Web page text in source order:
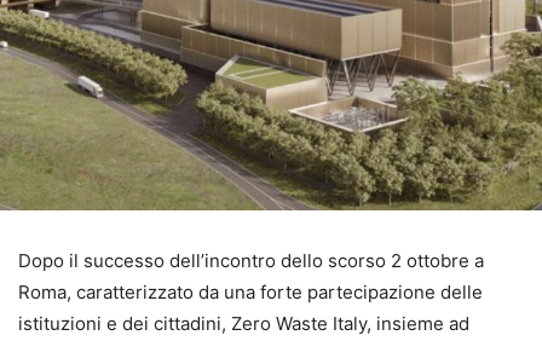
Dopo il successo dell’incontro dello scorso 2 ottobre a
Roma, caratterizzato da una forte partecipazione delle
istituzioni e dei cittadini, Zero Waste Italy, insieme ad